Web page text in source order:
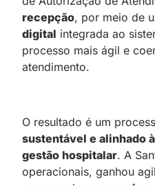
recepção, por meio de
digital integrada ao
processo mais ágil e
atendimento.
O resultado é um
sustentável e alinhado
gestão hospitalar. A
operacionais, ganhou